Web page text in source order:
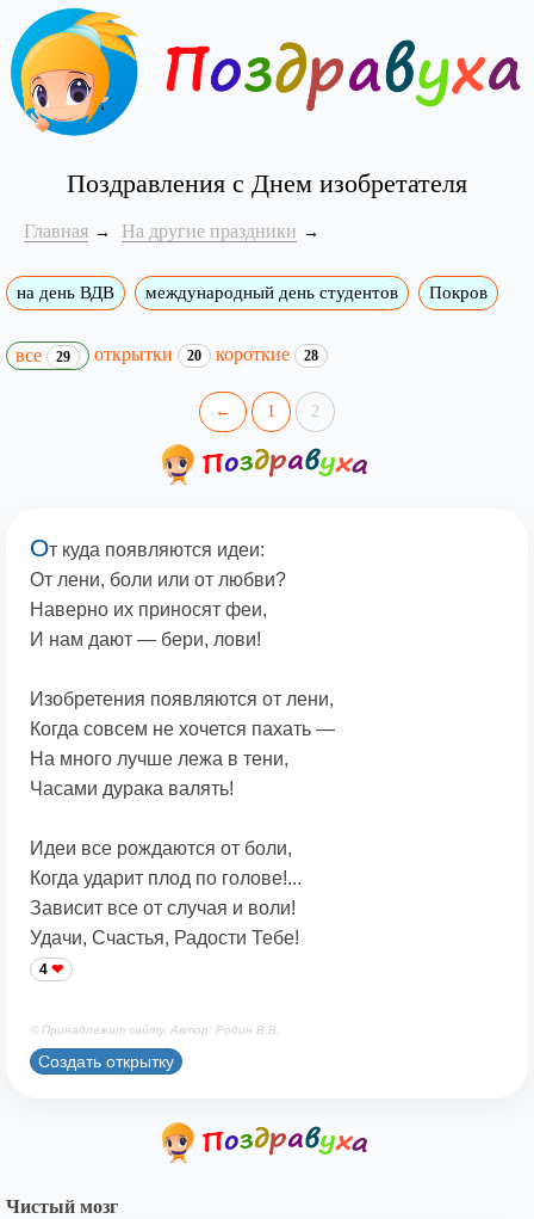
Поздравления с Днем изобретателя
Главная На другие праздники
на день ВДВ международный день студентов Покров
все 29 открытки 20 короткие 28
← 1 2
От куда появляются идеи:
От лени, боли или от любви?
Наверно их приносят феи,
И нам дают — бери, лови!
Изобретения появляются от лени,
Когда совсем не хочется пахать —
На много лучше лежа в тени,
Часами дурака валять!
Идеи все рождаются от боли,
Когда ударит плод по голове!...
Зависит все от случая и воли!
Удачи, Счастья, Радости Тебе!
4
© Принадлежит сайту. Автор: Родин В.В.
Создать открытку
Чистый мозг